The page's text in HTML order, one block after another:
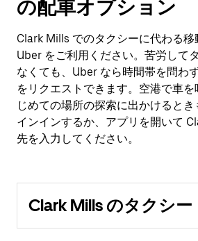
の配車オプション
Clark Mills でのタクシーに代わる
Uber をご利用ください。苦労して
なくても、Uber なら時間帯を問わ
をリクエストできます。空港で車
じめての場所の探索に出かけると
インインするか、アプリを開いて
先を入力してください。
Clark Mills のタクシー